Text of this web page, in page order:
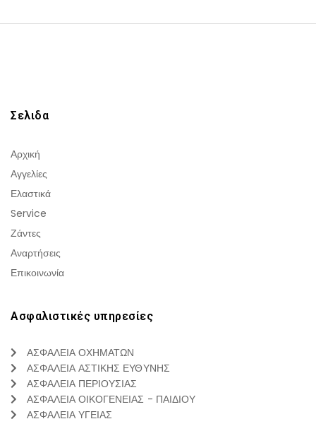
Σελιδα
Αρχική
Αγγελίες
Ελαστικά
Service
Ζάντες
Αναρτήσεις
Επικοινωνία
Ασφαλιστικές υπηρεσίες
ΑΣΦΑΛΕΙΑ ΟΧΗΜΑΤΩΝ
ΑΣΦΑΛΕΙΑ ΑΣΤΙΚΗΣ ΕΥΘΥΝΗΣ
ΑΣΦΑΛΕΙΑ ΠΕΡΙΟΥΣΙΑΣ
ΑΣΦΑΛΕΙΑ ΟΙΚΟΓΕΝΕΙΑΣ - ΠΑΙΔΙΟΥ
ΑΣΦΑΛΕΙΑ ΥΓΕΙΑΣ